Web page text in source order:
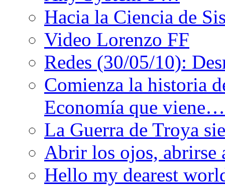
Hacia la Ciencia de
Video Lorenzo FF
Redes (30/05/10):
Comienza la historia
Economía que viene…
La Guerra de Troya
Abrir los ojos,
Hello my dearest